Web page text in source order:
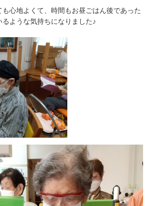
心地よくて、時間もお昼ごはん後であった
ような気持ちになりました♪